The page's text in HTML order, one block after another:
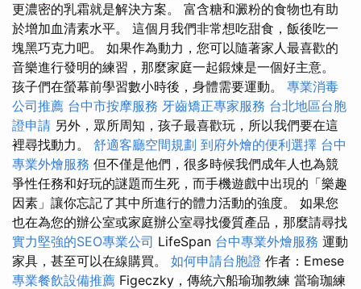
更濃密的乳霜就是解決方案。 富含糖和澱粉的食物也有助
於增加血清素水平。 這個月我們非常想吃甜食，飯後吃一
塊黑巧克力吧。 如果作為動力，您可以隨著家人最喜歡的
音樂進行發明的練習，那麼家庭一起鍛煉是一個好主意。
孩子們在螢幕前學習數小時後，身體需要運動。 專業消毒
公司推薦 台中市按摩服務 牙齒矯正專家服務 台北地區台胞
證申請 另外，眾所周知，孩子最喜歡玩，所以我們要在這
裡尋找動力。 舒適客廳空間規劃 到府外燴的便利選擇 台中
專業外燴服務 但不僅是他們，很多時候我們成年人也為競
爭性任務和好玩的謎題而生死，而手機遊戲中出現的「樂趣
因素」讓你忘記了其中所進行的體力活動的強度。 如果您
也在為您的辦公室或家庭辦公室尋找優質產品，那麼請尋找
實力堅強的SEO專業公司 LifeSpan 台中專業外燴服務 運動
家具，甚至可以在線購買。 如何申請台胞證 作者：Emese
專業餐飲設備推薦 Figeczky，傳統六船瑜珈教練 當瑜珈練